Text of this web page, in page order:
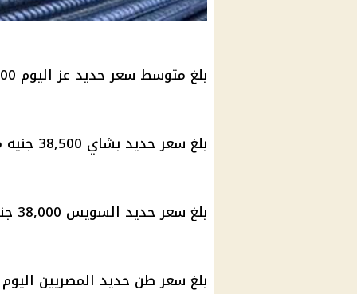
بلغ متوسط ​​سعر حديد عز اليوم 38,500 جنيه مصري للطن.
بلغ سعر حديد بشاي 38,500 جنيه مصري للطن.
بلغ سعر حديد السويس 38,000 جنيه مصري للطن.
بلغ سعر طن حديد المصريين اليوم 38,000 جنيه